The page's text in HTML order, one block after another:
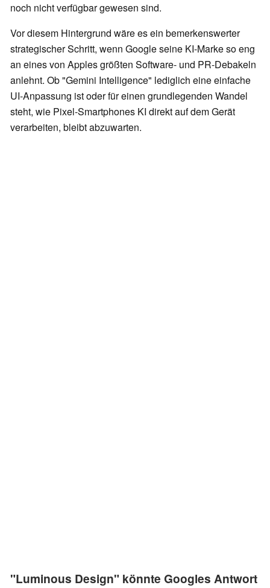
noch nicht verfügbar gewesen sind.
Vor diesem Hintergrund wäre es ein bemerkenswerter
strategischer Schritt, wenn Google seine KI-Marke so eng
an eines von Apples größten Software- und PR-Debakeln
anlehnt. Ob "Gemini Intelligence" lediglich eine einfache
UI-Anpassung ist oder für einen grundlegenden Wandel
steht, wie Pixel-Smartphones KI direkt auf dem Gerät
verarbeiten, bleibt abzuwarten.
"Luminous Design" könnte Googles Antwort